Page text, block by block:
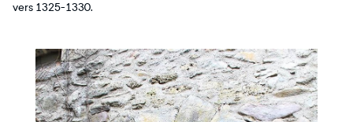
vers 1325-1330.